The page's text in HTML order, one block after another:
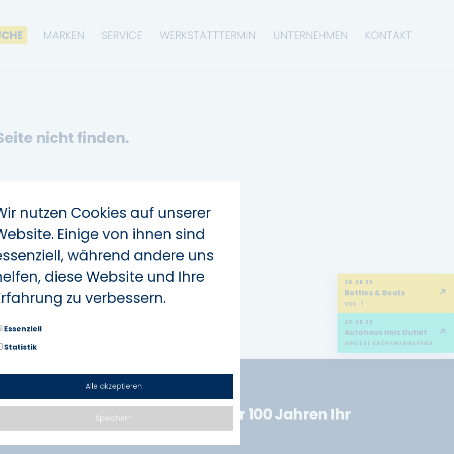
MARKEN SERVICE WERKSTATTTERMIN UNTERNEHMEN KONTAKT
nicht finden.
Zwei Standorte. Seit über 100 Jahren Ihr
28.08.26
Bottles & Beats
VOL. 1
↗
29.08.26
Autohaus Holz Outlet
GROSSE ERÖFFNUNGSFEIER
↗
nutzen Cookies auf unserer
Einige von ihnen sind
während andere uns
diese Website und Ihre
zu verbessern.
Essenziell
Statistik
Alle akzeptieren
Speichern